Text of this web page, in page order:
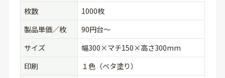
枚数
1000枚
製品単価／枚
90円台〜
サイズ
幅300×マチ150×高さ300mm
印刷
１色（ベタ塗り）